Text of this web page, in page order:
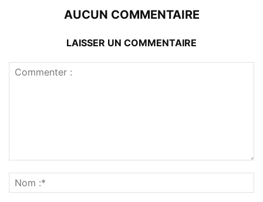
AUCUN COMMENTAIRE
LAISSER UN COMMENTAIRE